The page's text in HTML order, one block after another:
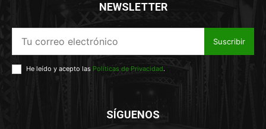
NEWSLETTER
Suscribir
He leído y acepto las Políticas de Privacidad.
SÍGUENOS